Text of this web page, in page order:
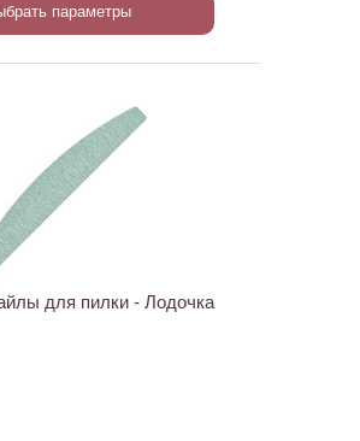
параметры
для пилки - Лодочка